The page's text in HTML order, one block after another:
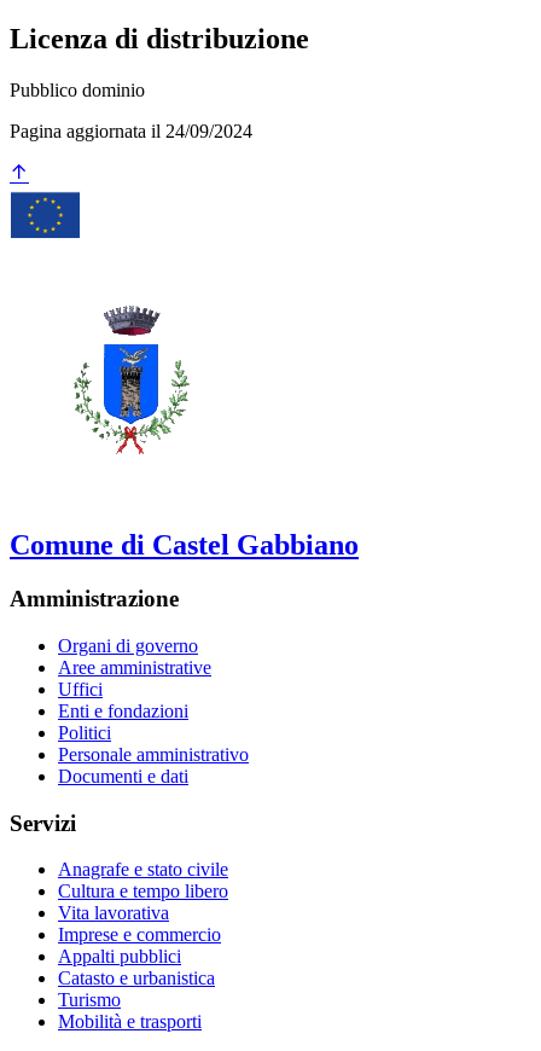
Licenza di distribuzione
Pubblico dominio
Pagina aggiornata il 24/09/2024
Comune di Castel Gabbiano
Amministrazione
Organi di governo
Aree amministrative
Uffici
Enti e fondazioni
Politici
Personale amministrativo
Documenti e dati
Servizi
Anagrafe e stato civile
Cultura e tempo libero
Vita lavorativa
Imprese e commercio
Appalti pubblici
Catasto e urbanistica
Turismo
Mobilità e trasporti